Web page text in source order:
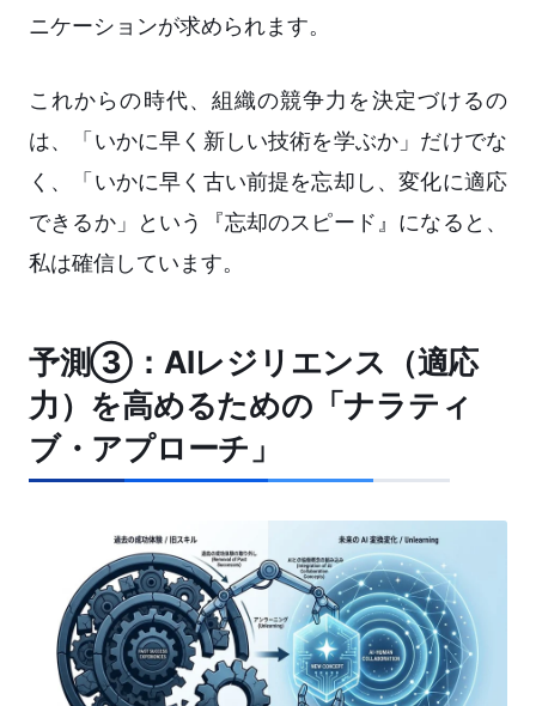
ニケーションが求められます。
これからの時代、組織の競争力を決定づけるの
は、「いかに早く新しい技術を学ぶか」だけでな
く、「いかに早く古い前提を忘却し、変化に適応
できるか」という『忘却のスピード』になると、
私は確信しています。
予測③：AIレジリエンス（適応
力）を高めるための「ナラティ
ブ・アプローチ」